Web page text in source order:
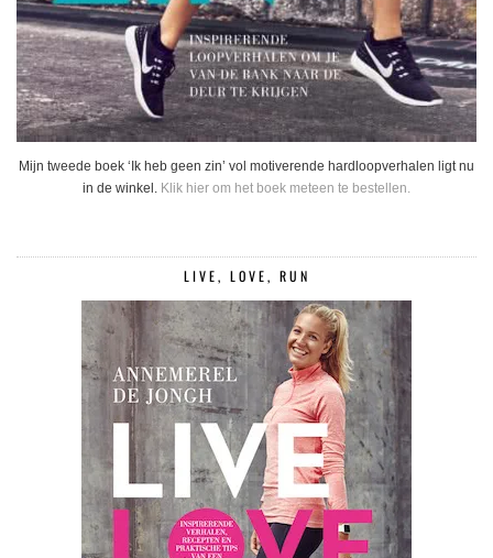
Mijn tweede boek ‘Ik heb geen zin’ vol motiverende hardloopverhalen ligt nu
in de winkel. Klik hier om het boek meteen te bestellen.
LIVE, LOVE, RUN